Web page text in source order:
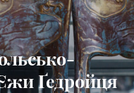
Ґедройця